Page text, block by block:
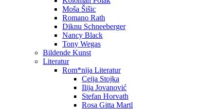
Moša Šišic
Romano Rath
Diknu Schneeberger
Nancy Black
Tony Wegas
Bildende Kunst
Literatur
Rom*nija Literatur
Ceija Stojka
Ilija Jovanović
Stefan Horvath
Rosa Gitta Martl